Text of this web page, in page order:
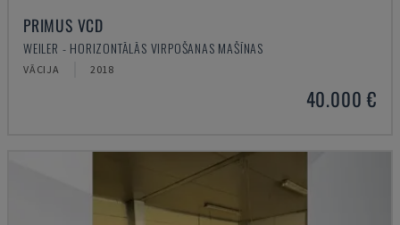
PRIMUS VCD
WEILER - HORIZONTĀLĀS VIRPOŠANAS MAŠĪNAS
VĀCIJA 2018
40.000 €